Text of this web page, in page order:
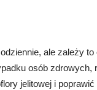
ale zależy
osób
jelitowej i